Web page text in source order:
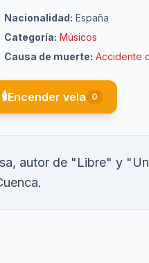
Nacionalidad: España
Categoría: Músicos
Causa de muerte: Accidente
🕯️Encender vela 0
autor de "Libre" y